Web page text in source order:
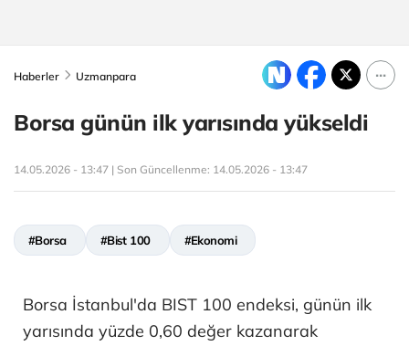
Haberler Uzmanpara
Borsa günün ilk yarısında yükseldi
14.05.2026 - 13:47 | Son Güncellenme: 14.05.2026 - 13:47
#Borsa #Bist 100 #Ekonomi
Borsa İstanbul'da BIST 100 endeksi, günün ilk
yarısında yüzde 0,60 değer kazanarak